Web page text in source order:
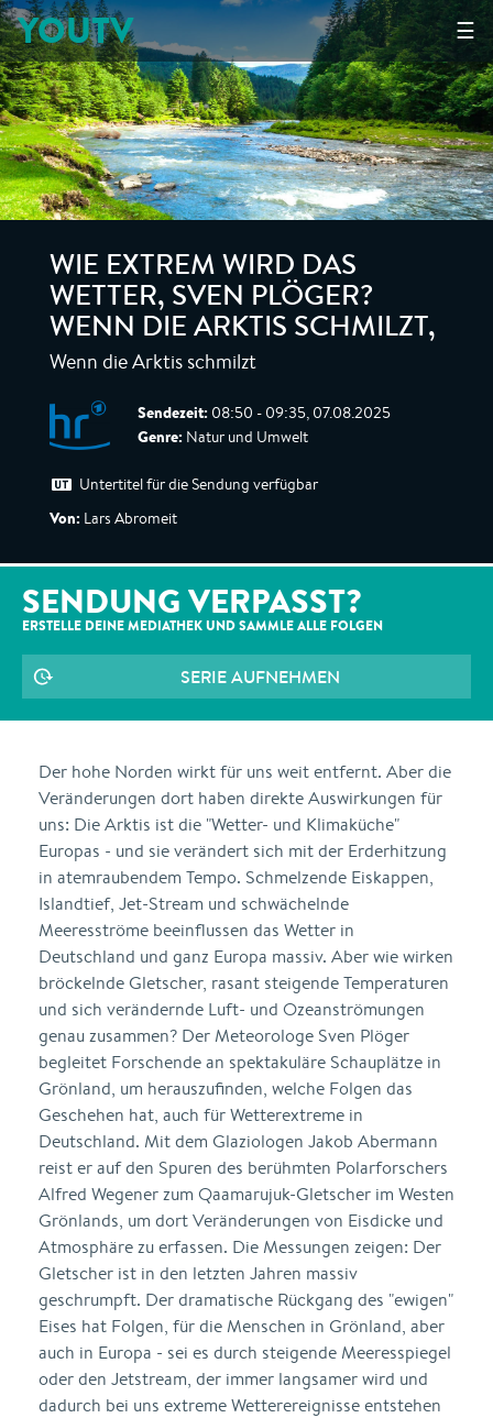
☰
YOUTV
WIE EXTREM WIRD DAS
WETTER, SVEN PLÖGER?
WENN DIE ARKTIS SCHMILZT,
Wenn die Arktis schmilzt
Sendezeit: 08:50 - 09:35, 07.08.2025
Genre: Natur und Umwelt
Untertitel für die Sendung verfügbar
Von: Lars Abromeit
SENDUNG VERPASST?
ERSTELLE DEINE MEDIATHEK UND SAMMLE ALLE FOLGEN
SERIE AUFNEHMEN
Der hohe Norden wirkt für uns weit entfernt. Aber die
Veränderungen dort haben direkte Auswirkungen für
uns: Die Arktis ist die "Wetter- und Klimaküche"
Europas - und sie verändert sich mit der Erderhitzung
in atemraubendem Tempo. Schmelzende Eiskappen,
Islandtief, Jet-Stream und schwächelnde
Meeresströme beeinflussen das Wetter in
Deutschland und ganz Europa massiv. Aber wie wirken
bröckelnde Gletscher, rasant steigende Temperaturen
und sich verändernde Luft- und Ozeanströmungen
genau zusammen? Der Meteorologe Sven Plöger
begleitet Forschende an spektakuläre Schauplätze in
Grönland, um herauszufinden, welche Folgen das
Geschehen hat, auch für Wetterextreme in
Deutschland. Mit dem Glaziologen Jakob Abermann
reist er auf den Spuren des berühmten Polarforschers
Alfred Wegener zum Qaamarujuk-Gletscher im Westen
Grönlands, um dort Veränderungen von Eisdicke und
Atmosphäre zu erfassen. Die Messungen zeigen: Der
Gletscher ist in den letzten Jahren massiv
geschrumpft. Der dramatische Rückgang des "ewigen"
Eises hat Folgen, für die Menschen in Grönland, aber
auch in Europa - sei es durch steigende Meeresspiegel
oder den Jetstream, der immer langsamer wird und
dadurch bei uns extreme Wetterereignisse entstehen